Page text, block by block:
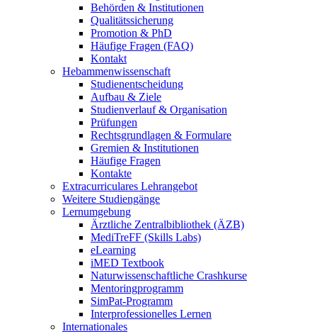
Behörden & Institutionen
Qualitätssicherung
Promotion & PhD
Häufige Fragen (FAQ)
Kontakt
Hebammenwissenschaft
Studienentscheidung
Aufbau & Ziele
Studienverlauf & Organisation
Prüfungen
Rechtsgrundlagen & Formulare
Gremien & Institutionen
Häufige Fragen
Kontakte
Extracurriculares Lehrangebot
Weitere Studiengänge
Lernumgebung
Ärztliche Zentralbibliothek (ÄZB)
MediTreFF (Skills Labs)
eLearning
iMED Textbook
Naturwissenschaftliche Crashkurse
Mentoringprogramm
SimPat-Programm
Interprofessionelles Lernen
Internationales